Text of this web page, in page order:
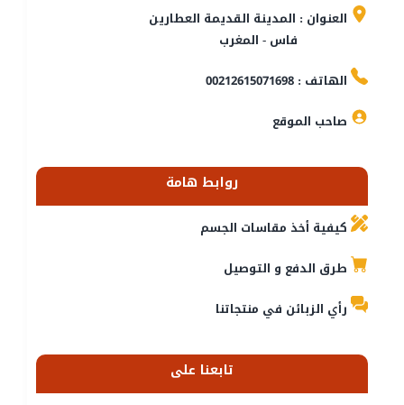
العنوان : المدينة القديمة العطارين
فاس - المغرب
الهاتف : 00212615071698
صاحب الموقع
روابط هامة
كيفية أخذ مقاسات الجسم
طرق الدفع و التوصيل
رأي الزبائن في منتجاتنا
تابعنا على